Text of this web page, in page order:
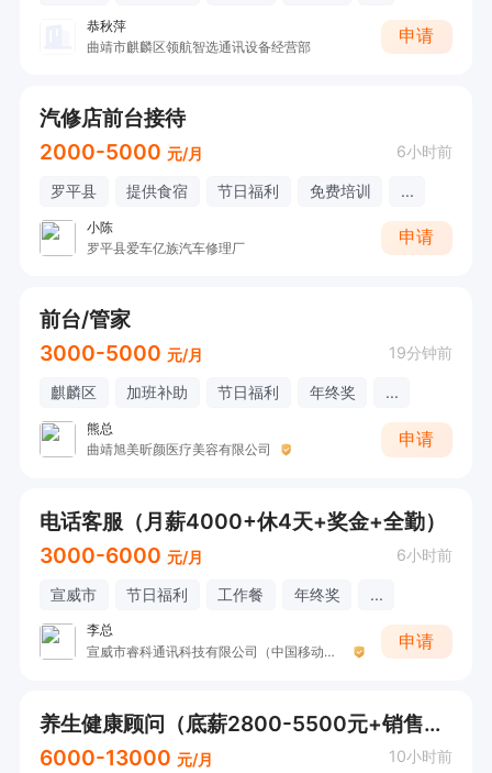
恭秋萍
曲靖市麒麟区领航智选通讯设备经营部
申请
汽修店前台接待
2000-5000 元/月 6小时前
罗平县 提供食宿 节日福利 免费培训 ...
小陈
罗平县爱车亿族汽车修理厂
申请
前台/管家
3000-5000 元/月 19分钟前
麒麟区 加班补助 节日福利 年终奖 ...
熊总
曲靖旭美昕颜医疗美容有限公司
申请
电话客服（月薪4000+休4天+奖金+全勤）
3000-6000 元/月 6小时前
宣威市 节日福利 工作餐 年终奖 ...
李总
宣威市睿科通讯科技有限公司（中国移动双龙营业厅）
申请
养生健康顾问（底薪2800-5500元+销售提成+拓客奖+全勤奖）
6000-13000 元/月 10小时前